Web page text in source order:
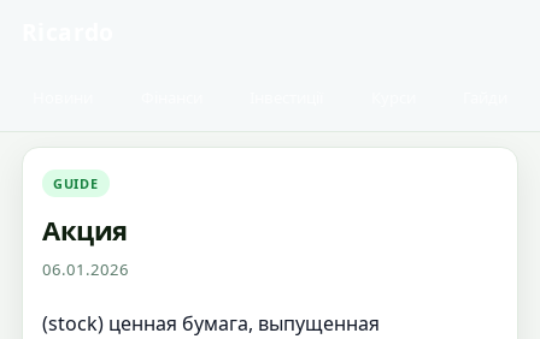
GUIDE
Акция
06.01.2026
(stock) ценная бумага, выпущенная